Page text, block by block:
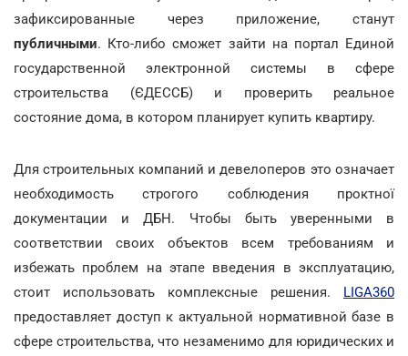
зафиксированные через приложение, станут
публичными. Кто-либо сможет зайти на портал Единой
государственной электронной системы в сфере
строительства (ЄДЕССБ) и проверить реальное
состояние дома, в котором планирует купить квартиру.
Для строительных компаний и девелоперов это означает
необходимость строгого соблюдения проктної
документации и ДБН. Чтобы быть уверенными в
соответствии своих объектов всем требованиям и
избежать проблем на этапе введения в эксплуатацию,
стоит использовать комплексные решения. LIGA360
предоставляет доступ к актуальной нормативной базе в
сфере строительства, что незаменимо для юридических и